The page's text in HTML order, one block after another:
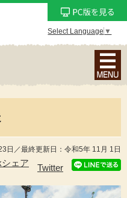
Select Language ▼
ナ
ビ
ン
メ
ュ
日／最終更新日：令和5年 11月 1日
ェア Twitter